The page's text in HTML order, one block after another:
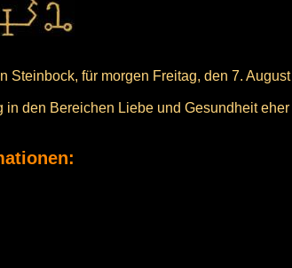
Steinbock, für morgen Freitag, den 7. August
in den Bereichen Liebe und Gesundheit eher